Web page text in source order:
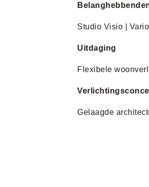
Studio Visio |
Uitdaging
Flexibele
Gelaagde